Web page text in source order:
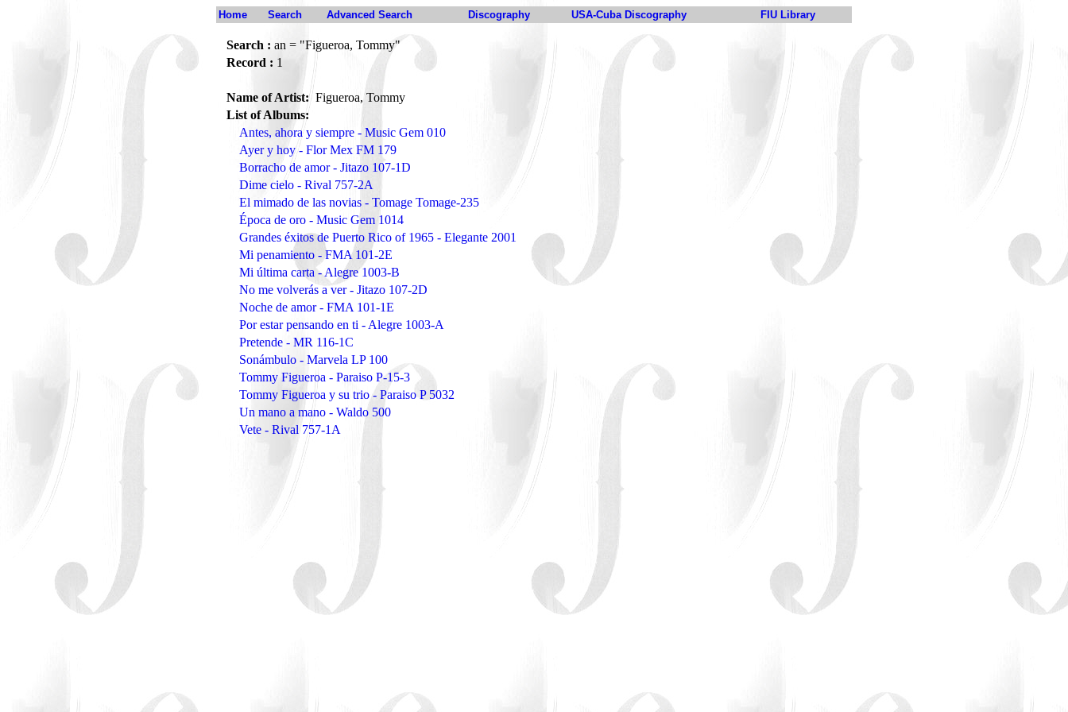
Home Search Advanced Search Discography USA-Cuba Discography FIU Library
Search : an = "Figueroa, Tommy"
Record : 1
Name of Artist:Figueroa, Tommy
List of Albums:
Antes, ahora y siempre - Music Gem 010
Ayer y hoy - Flor Mex FM 179
Borracho de amor - Jitazo 107-1D
Dime cielo - Rival 757-2A
El mimado de las novias - Tomage Tomage-235
Época de oro - Music Gem 1014
Grandes éxitos de Puerto Rico of 1965 - Elegante 2001
Mi penamiento - FMA 101-2E
Mi última carta - Alegre 1003-B
No me volverás a ver - Jitazo 107-2D
Noche de amor - FMA 101-1E
Por estar pensando en ti - Alegre 1003-A
Pretende - MR 116-1C
Sonámbulo - Marvela LP 100
Tommy Figueroa - Paraiso P-15-3
Tommy Figueroa y su trio - Paraiso P 5032
Un mano a mano - Waldo 500
Vete - Rival 757-1A